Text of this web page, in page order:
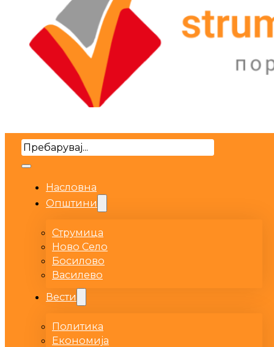
Search
Насловна
Општини
Струмица
Ново Село
Босилово
Василево
Вести
Политика
Економија